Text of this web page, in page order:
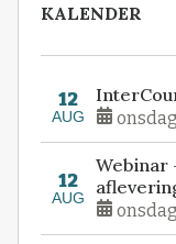
KALENDER
12
AUG onsdag
12
AUG
Webinar
onsdag